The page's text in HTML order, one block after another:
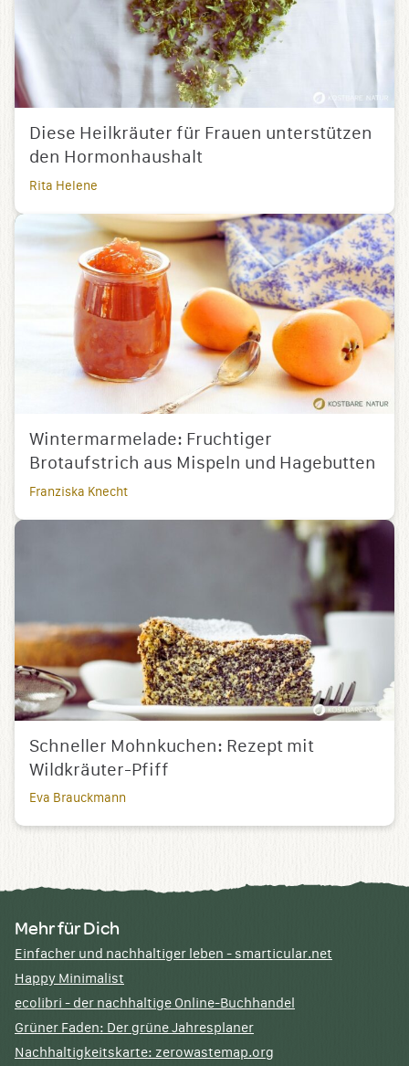
Diese Heilkräuter für Frauen unterstützen
den Hormonhaushalt
Rita Helene
Wintermarmelade: Fruchtiger
Brotaufstrich aus Mispeln und Hagebutten
Franziska Knecht
Schneller Mohnkuchen: Rezept mit
Wildkräuter-Pfiff
Eva Brauckmann
Mehr für Dich
Einfacher und nachhaltiger leben - smarticular.net
Happy Minimalist
ecolibri - der nachhaltige Online-Buchhandel
Grüner Faden: Der grüne Jahresplaner
Nachhaltigkeitskarte: zerowastemap.org